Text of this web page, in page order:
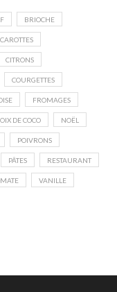
BRIOCHE
CAROTTES
CITRONS
COURGETTES
FROMAGES
DE COCO NOËL
POIVRONS
PÂTES RESTAURANT
VANILLE